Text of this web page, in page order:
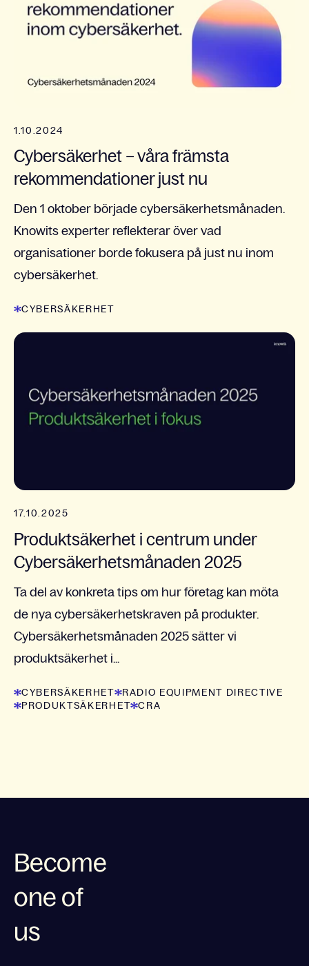
1.10.2024
Cybersäkerhet – våra främsta
rekommendationer just nu
Den 1 oktober började cybersäkerhetsmånaden.
Knowits experter reflekterar över vad
organisationer borde fokusera på just nu inom
cybersäkerhet.
CYBERSÄKERHET
17.10.2025
Produktsäkerhet i centrum under
Cybersäkerhetsmånaden 2025
Ta del av konkreta tips om hur företag kan möta
de nya cybersäkerhetskraven på produkter.
Cybersäkerhetsmånaden 2025 sätter vi
produktsäkerhet i...
CYBERSÄKERHET
RADIO EQUIPMENT DIRECTIVE
PRODUKTSÄKERHET
CRA
Become
one of
us